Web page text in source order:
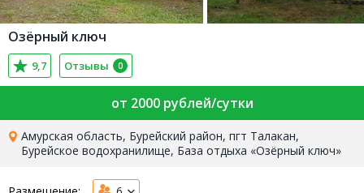
Озёрный ключ
9,7 Отзывы 0
от 2000 рублей/сутки
Амурская область, Бурейский район, пгт Талакан,
Бурейское водохранилище, База отдыха «Озёрный ключ»